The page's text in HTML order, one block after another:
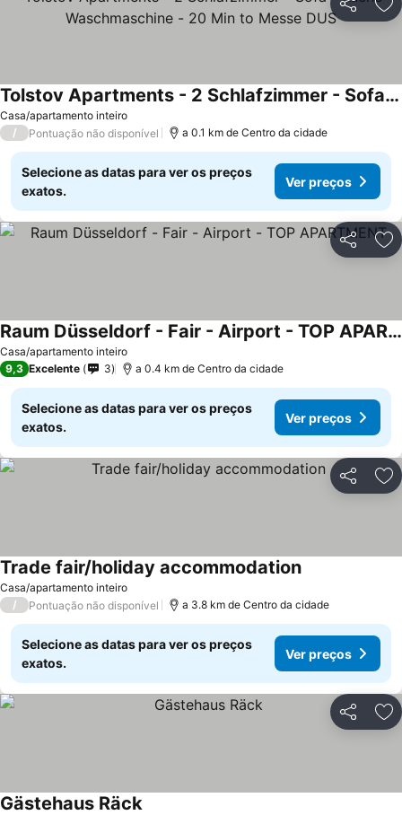
Partilhar
Casa/apartamento inteiro
Tolstov Apartments - 2 Schlafzimmer - Sofa - Küche - Waschmaschine - 20 Min to Messe DUS
/ Pontuação não disponível a 0.1 km de Centro da cidade
Selecione as datas para ver os preços
exatos.
Ver preços
Partilhar
Casa/apartamento inteiro
Raum Düsseldorf - Fair - Airport - TOP APARTMENT
9,3 Excelente 3 a 0.4 km de Centro da cidade
Selecione as datas para ver os preços
exatos.
Ver preços
Partilhar
Casa/apartamento inteiro
Trade fair/holiday accommodation
/ Pontuação não disponível a 3.8 km de Centro da cidade
Selecione as datas para ver os preços
exatos.
Ver preços
Partilhar
Gästehaus Räck